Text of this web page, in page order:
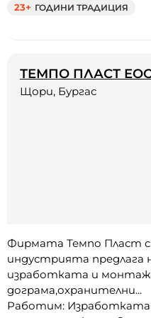
23+ ГОДИНИ ТРАДИЦИЯ
ТЕМПО ПЛАСТ
Щори, Бургас
Фирмата Темпо Пласт
индустрията
изработката и
дограма,охранителни...
Работим: